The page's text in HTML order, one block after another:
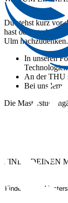
Du stehst kurz vor
hast oder strebst
Ulm
In unseren
An der THU
Bei uns
Die
FINDE DEINEN
Finde deinen